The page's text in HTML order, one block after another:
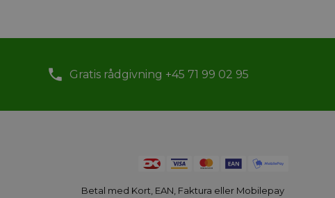
Gratis rådgivning +45 71 99 02 95
Betal med Kort, EAN, Faktura eller Mobilepay